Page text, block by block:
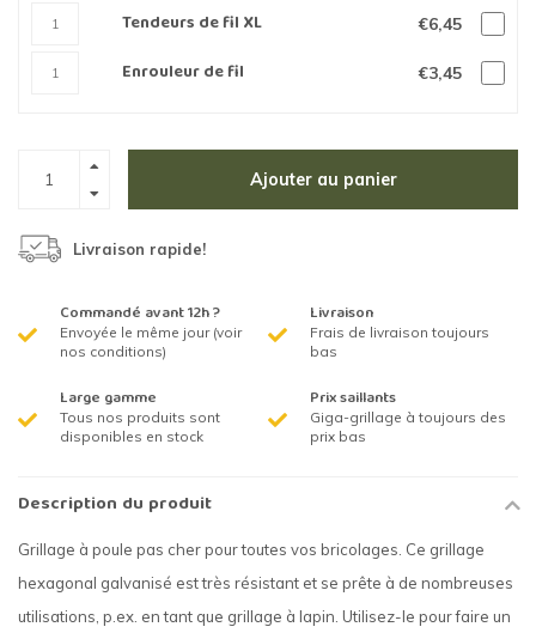
Tendeurs de fil XL €6,45
Enrouleur de fil €3,45
Ajouter au panier
Livraison rapide!
Commandé avant 12h ?
Envoyée le même jour (voir
nos conditions)
Livraison
Frais de livraison toujours
bas
Large gamme
Tous nos produits sont
disponibles en stock
Prix saillants
Giga-grillage à toujours des
prix bas
Description du produit
Grillage à poule pas cher pour toutes vos bricolages. Ce grillage
hexagonal galvanisé est très résistant et se prête à de nombreuses
utilisations, p.ex. en tant que grillage à lapin. Utilisez-le pour faire un